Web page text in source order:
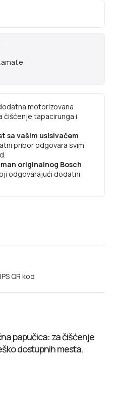
motorizovana
čišćenje tapacirunga i
sa vašim usisivačem
pribor odgovara svim
originalnog Bosch
odgovarajući dodatni
QR kod
papučica: za čišćenje
dostupnih mesta.